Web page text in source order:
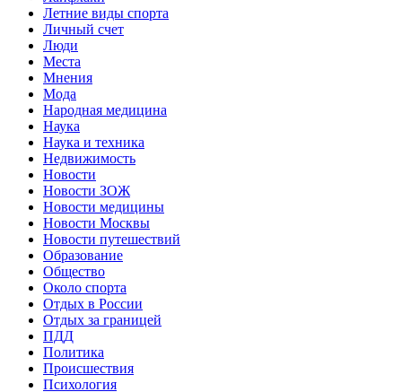
Летние виды спорта
Личный счет
Люди
Места
Мнения
Мода
Народная медицина
Наука
Наука и техника
Недвижимость
Новости
Новости ЗОЖ
Новости медицины
Новости Москвы
Новости путешествий
Образование
Общество
Около спорта
Отдых в России
Отдых за границей
ПДД
Политика
Происшествия
Психология